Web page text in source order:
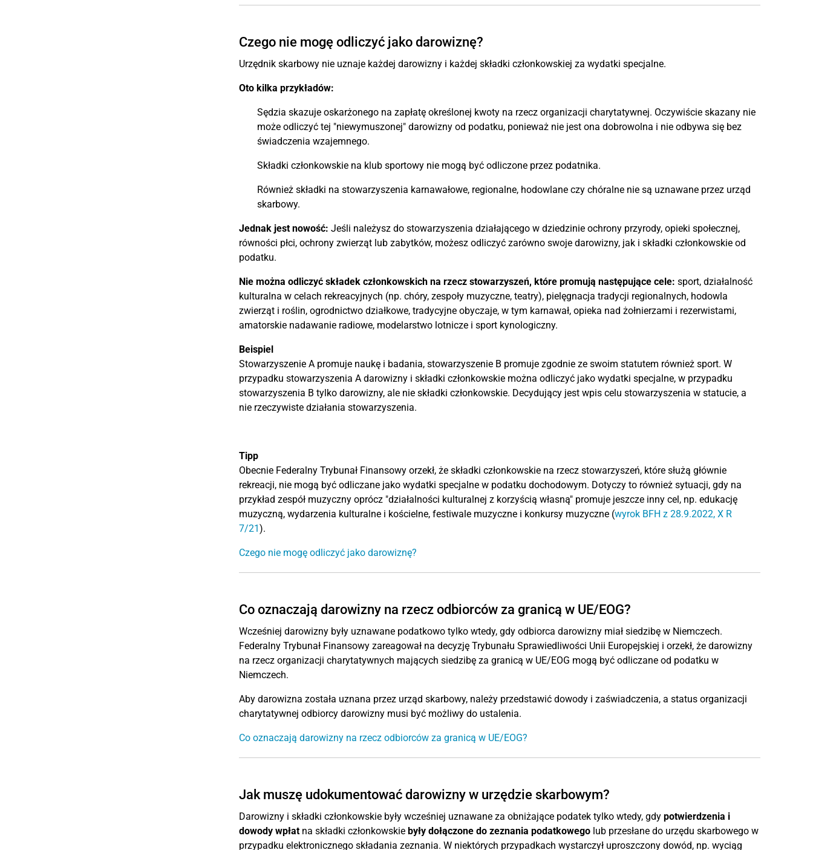
Czego nie mogę odliczyć jako darowiznę?
Urzędnik skarbowy nie uznaje każdej darowizny i każdej składki członkowskiej za wydatki specjalne.
Oto kilka przykładów:
Sędzia skazuje oskarżonego na zapłatę określonej kwoty na rzecz organizacji charytatywnej. Oczywiście skazany nie
może odliczyć tej "niewymuszonej" darowizny od podatku, ponieważ nie jest ona dobrowolna i nie odbywa się bez
świadczenia wzajemnego.
Składki członkowskie na klub sportowy nie mogą być odliczone przez podatnika.
Również składki na stowarzyszenia karnawałowe, regionalne, hodowlane czy chóralne nie są uznawane przez urząd
skarbowy.
Jednak jest nowość: Jeśli należysz do stowarzyszenia działającego w dziedzinie ochrony przyrody, opieki społecznej,
równości płci, ochrony zwierząt lub zabytków, możesz odliczyć zarówno swoje darowizny, jak i składki członkowskie od
podatku.
Nie można odliczyć składek członkowskich na rzecz stowarzyszeń, które promują następujące cele: sport, działalność
kulturalna w celach rekreacyjnych (np. chóry, zespoły muzyczne, teatry), pielęgnacja tradycji regionalnych, hodowla
zwierząt i roślin, ogrodnictwo działkowe, tradycyjne obyczaje, w tym karnawał, opieka nad żołnierzami i rezerwistami,
amatorskie nadawanie radiowe, modelarstwo lotnicze i sport kynologiczny.
Beispiel
Stowarzyszenie A promuje naukę i badania, stowarzyszenie B promuje zgodnie ze swoim statutem również sport. W
przypadku stowarzyszenia A darowizny i składki członkowskie można odliczyć jako wydatki specjalne, w przypadku
stowarzyszenia B tylko darowizny, ale nie składki członkowskie. Decydujący jest wpis celu stowarzyszenia w statucie, a
nie rzeczywiste działania stowarzyszenia.
Tipp
Obecnie Federalny Trybunał Finansowy orzekł, że składki członkowskie na rzecz stowarzyszeń, które służą głównie
rekreacji, nie mogą być odliczane jako wydatki specjalne w podatku dochodowym. Dotyczy to również sytuacji, gdy na
przykład zespół muzyczny oprócz "działalności kulturalnej z korzyścią własną" promuje jeszcze inny cel, np. edukację
muzyczną, wydarzenia kulturalne i kościelne, festiwale muzyczne i konkursy muzyczne (wyrok BFH z 28.9.2022, X R
7/21).
Czego nie mogę odliczyć jako darowiznę?
Co oznaczają darowizny na rzecz odbiorców za granicą w UE/EOG?
Wcześniej darowizny były uznawane podatkowo tylko wtedy, gdy odbiorca darowizny miał siedzibę w Niemczech.
Federalny Trybunał Finansowy zareagował na decyzję Trybunału Sprawiedliwości Unii Europejskiej i orzekł, że darowizny
na rzecz organizacji charytatywnych mających siedzibę za granicą w UE/EOG mogą być odliczane od podatku w
Niemczech.
Aby darowizna została uznana przez urząd skarbowy, należy przedstawić dowody i zaświadczenia, a status organizacji
charytatywnej odbiorcy darowizny musi być możliwy do ustalenia.
Co oznaczają darowizny na rzecz odbiorców za granicą w UE/EOG?
Jak muszę udokumentować darowizny w urzędzie skarbowym?
Darowizny i składki członkowskie były wcześniej uznawane za obniżające podatek tylko wtedy, gdy potwierdzenia i
dowody wpłatna składki członkowskie były dołączone do zeznania podatkowegolub przesłane do urzędu skarbowego w
przypadku elektronicznego składania zeznania. W niektórych przypadkach wystarczył uproszczony dowód, np. wyciąg